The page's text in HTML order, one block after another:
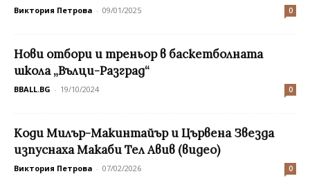
Виктория Петрова - 09/01/2025 0
Нови отбори и треньор в баскетболната
школа „Вълци-Разград“
BBALL.BG - 19/10/2024 0
Коди Милър-Макинтайър и Цървена Звезда
изпуснаха Макаби Тел Авив (видео)
Виктория Петрова - 07/02/2026 0